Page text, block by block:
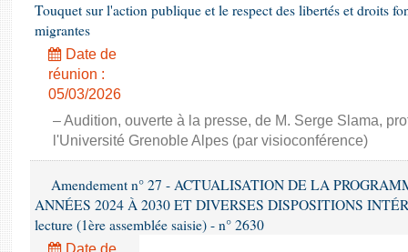
Touquet sur l'action publique et le respect des libertés et droits
migrantes
Date de
réunion :
05/03/2026
– Audition, ouverte à la presse, de M. Serge Slama,
l'Université Grenoble Alpes (par visioconférence)
Amendement n° 27 - ACTUALISATION DE LA
ANNÉES 2024 À 2030 ET DIVERSES DISPOSITIONS
lecture (1ère assemblée saisie) - n° 2630
Date de